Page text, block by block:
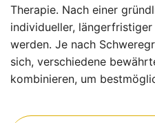
Therapie. Nach einer
individueller,
werden. Je nach
sich, verschiedene
kombinieren, um